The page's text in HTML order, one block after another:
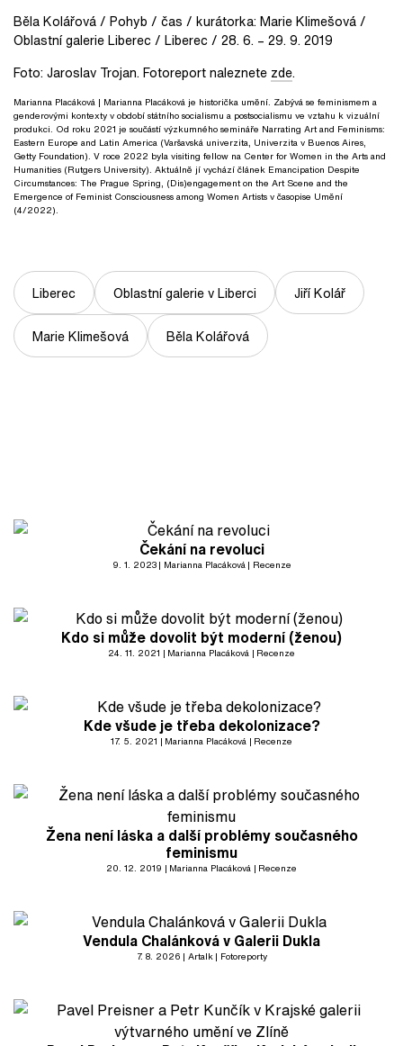
Běla Kolářová / Pohyb / čas / kurátorka: Marie Klimešová /
Oblastní galerie Liberec / Liberec / 28. 6. – 29. 9. 2019
Foto: Jaroslav Trojan. Fotoreport naleznete zde.
Marianna Placáková | Marianna Placáková je historička umění. Zabývá se feminismem a
genderovými kontexty v období státního socialismu a postsocialismu ve vztahu k vizuální
produkci. Od roku 2021 je součástí výzkumného semináře Narrating Art and Feminisms:
Eastern Europe and Latin America (Varšavská univerzita, Univerzita v Buenos Aires,
Getty Foundation). V roce 2022 byla visiting fellow na Center for Women in the Arts and
Humanities (Rutgers University). Aktuálně jí vychází článek Emancipation Despite
Circumstances: The Prague Spring, (Dis)engagement on the Art Scene and the
Emergence of Feminist Consciousness among Women Artists v časopise Umění
(4/2022).
Liberec Oblastní galerie v Liberci Jiří Kolář
Marie Klimešová Běla Kolářová
Čekání na revoluci
9. 1. 2023 Marianna Placáková Recenze
Kdo si může dovolit být moderní (ženou)
24. 11. 2021 Marianna Placáková Recenze
Kde všude je třeba dekolonizace?
17. 5. 2021 Marianna Placáková Recenze
Žena není láska a další problémy současného
feminismu
20. 12. 2019 Marianna Placáková Recenze
Vendula Chalánková v Galerii Dukla
7. 8. 2026 Artalk Fotoreporty